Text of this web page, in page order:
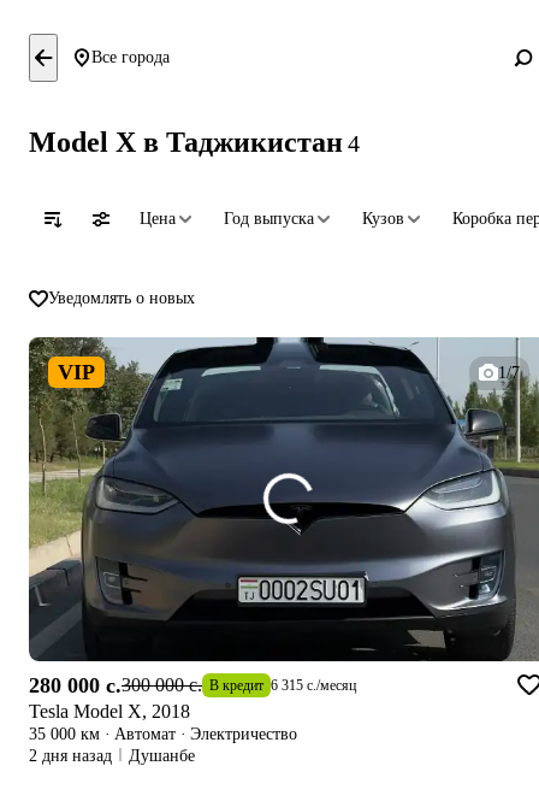
Все города
Model X в Таджикистан4
Цена Год выпуска Кузов Коробка
Уведомлять о новых
VIP 1/7
280 000 c.300 000 c. В кредит 6 315 c. /месяц
Tesla Model X, 2018
35 000 км · Автомат · Электричество
2 дня назад
Душанбе